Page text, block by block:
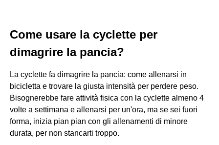
Come usare la cyclette per
dimagrire la pancia?
La cyclette fa dimagrire la pancia: come allenarsi in
bicicletta e trovare la giusta intensità per perdere peso.
Bisognerebbe fare attività fisica con la cyclette almeno 4
volte a settimana e allenarsi per un'ora, ma se sei fuori
forma, inizia pian pian con gli allenamenti di minore
durata, per non stancarti troppo.